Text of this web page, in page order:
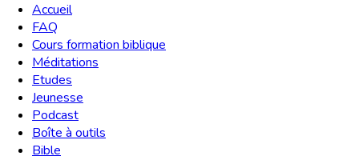
Accueil
FAQ
Cours formation biblique
Méditations
Etudes
Jeunesse
Podcast
Boîte à outils
Bible